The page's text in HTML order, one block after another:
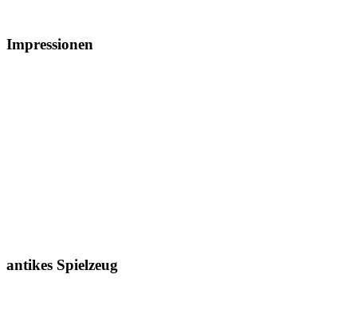
Impressionen
antikes Spielzeug